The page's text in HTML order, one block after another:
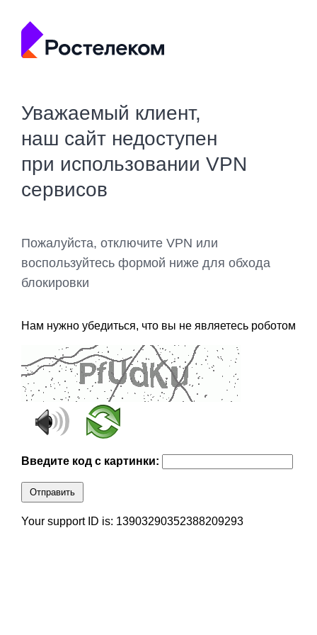
Уважаемый клиент,
наш сайт недоступен
при использовании VPN
сервисов
Пожалуйста, отключите VPN или
воспользуйтесь формой ниже для обхода
блокировки
Нам нужно убедиться, что вы не являетесь роботом
Введите код с картинки:
Отправить
Your support ID is: 13903290352388209293